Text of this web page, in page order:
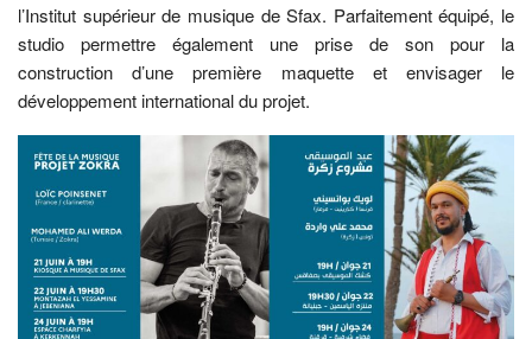
l’Institut supérieur de musique de Sfax. Parfaitement équipé, le
studio permettre également une prise de son pour la
construction d’une première maquette et envisager le
développement international du projet.